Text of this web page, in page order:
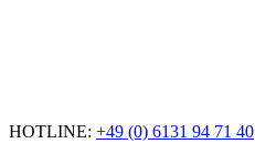
HOTLINE: +49 (0) 6131 94 71 40